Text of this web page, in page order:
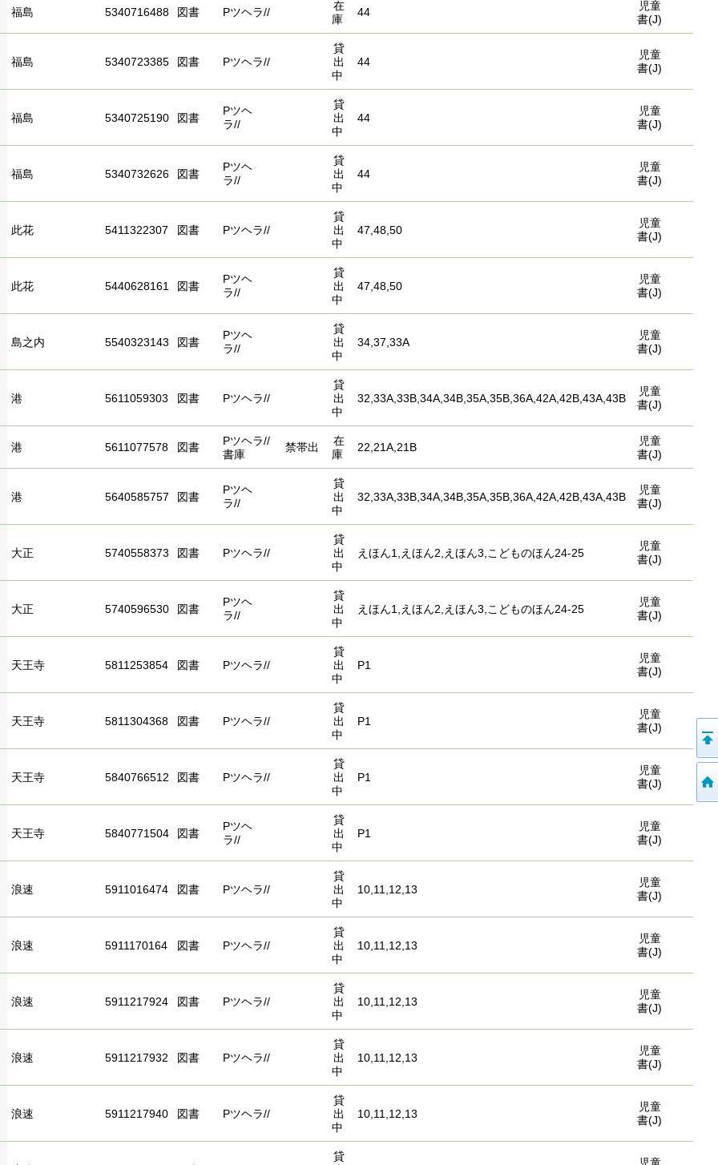
福島 5340716488 図書 Pツヘラ//
在
庫
44
児童
書(J)
福島 5340723385 図書 Pツヘラ//
貸
出
中
44
児童
書(J)
福島 5340725190 図書
Pツヘ
ラ//
貸
出
中
44
児童
書(J)
福島 5340732626 図書
Pツヘ
ラ//
貸
出
中
44
児童
書(J)
此花 5411322307 図書 Pツヘラ//
貸
出
中
47,48,50
児童
書(J)
此花 5440628161 図書
Pツヘ
ラ//
貸
出
中
47,48,50
児童
書(J)
島之内 5540323143 図書
Pツヘ
ラ//
貸
出
中
34,37,33A
児童
書(J)
港 5611059303 図書 Pツヘラ//
貸
出
中
32,33A,33B,34A,34B,35A,35B,36A,42A,42B,43A,43B
児童
書(J)
港 5611077578 図書
Pツヘラ//
書庫
禁帯出
在
庫
22,21A,21B
児童
書(J)
港 5640585757 図書
Pツヘ
ラ//
貸
出
中
32,33A,33B,34A,34B,35A,35B,36A,42A,42B,43A,43B
児童
書(J)
大正 5740558373 図書 Pツヘラ//
貸
出
中
えほん1,えほん2,えほん3,こどものほん24-25
児童
書(J)
大正 5740596530 図書
Pツヘ
ラ//
貸
出
中
えほん1,えほん2,えほん3,こどものほん24-25
児童
書(J)
天王寺 5811253854 図書 Pツヘラ//
貸
出
中
P1
児童
書(J)
天王寺 5811304368 図書 Pツヘラ//
貸
出
中
P1
児童
書(J)
天王寺 5840766512 図書 Pツヘラ//
貸
出
中
P1
児童
書(J)
天王寺 5840771504 図書
Pツヘ
ラ//
貸
出
中
P1
児童
書(J)
浪速 5911016474 図書 Pツヘラ//
貸
出
中
10,11,12,13
児童
書(J)
浪速 5911170164 図書 Pツヘラ//
貸
出
中
10,11,12,13
児童
書(J)
浪速 5911217924 図書 Pツヘラ//
貸
出
中
10,11,12,13
児童
書(J)
浪速 5911217932 図書 Pツヘラ//
貸
出
中
10,11,12,13
児童
書(J)
浪速 5911217940 図書 Pツヘラ//
貸
出
中
10,11,12,13
児童
書(J)
貸